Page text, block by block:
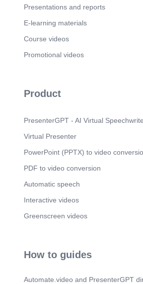
bientôt !.
Presentations and reports
E-learning materials
Course videos
Promotional videos
Product
PresenterGPT - AI Virtual
Virtual Presenter
PowerPoint (PPTX) to video
PDF to video conversion
Automatic speech
Interactive videos
Greenscreen videos
How to guides
Automate.video and PresenterGPT